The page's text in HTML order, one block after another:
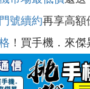
門號續約再享高額
！買手機．來傑